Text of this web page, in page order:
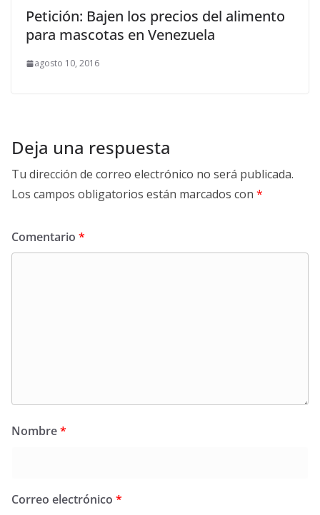
Petición: Bajen los precios del alimento
para mascotas en Venezuela
agosto 10, 2016
Deja una respuesta
Tu dirección de correo electrónico no será publicada.
Los campos obligatorios están marcados con *
Comentario *
Nombre*
Correo electrónico *